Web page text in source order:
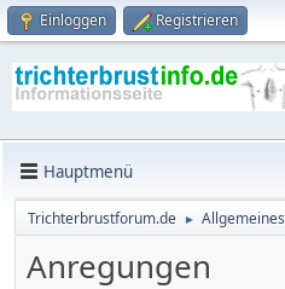
Einloggen Registrieren
Hauptmenü
Trichterbrustforum.de ► Allgemeines
Anregungen